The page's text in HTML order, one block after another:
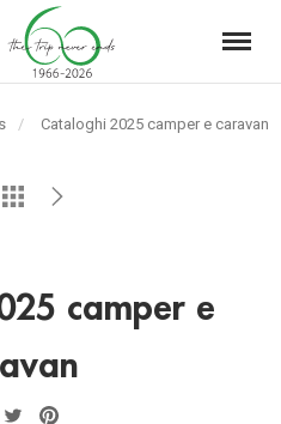
Menu
Pagina
Cataloghi 2025 camper e caravan
camper e